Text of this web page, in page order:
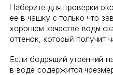
Наберите для проверки
ее в чашку с только что
хорошем качестве воды
оттенок, который получит
Если бодрящий утренний
в воде содержится